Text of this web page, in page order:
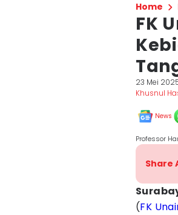
Home
FK
23 Mei
Khusnul
News
Professor
Share
(FK